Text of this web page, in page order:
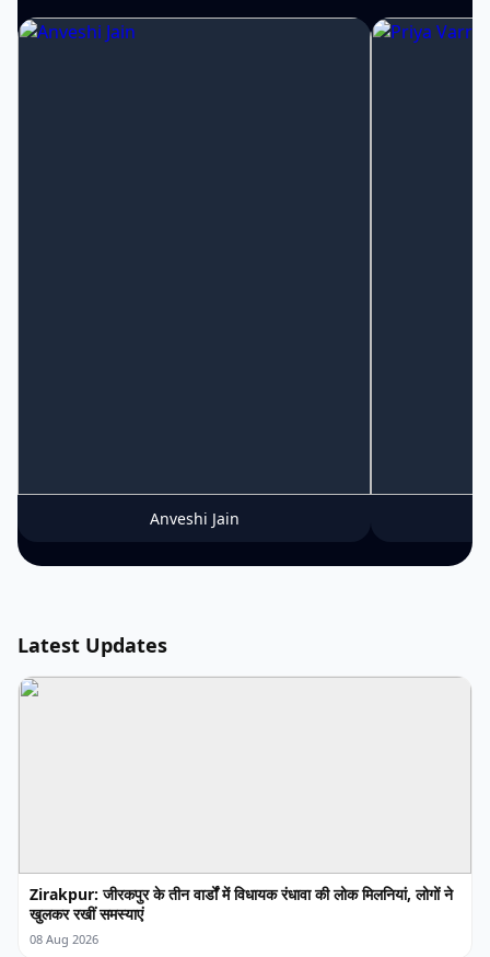
Anveshi Jain
Latest Updates
Zirakpur: जीरकपुर के तीन वार्डों में विधायक रंधावा की लोक मिलनियां, लोगों ने
खुलकर रखीं समस्याएं
08 Aug 2026